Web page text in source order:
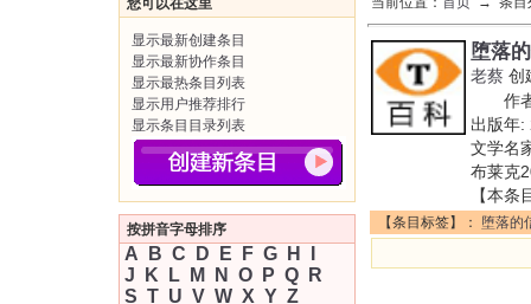
您可以在这里
显示最新创建条目
显示最新协作条目
显示最热条目列表
显示用户推荐排行
显示条目目录列表
按拼音字母排序
A B C D E F G H
J
K L M N O P Q
R
S T U V W X Y Z
堕落
老蔡 创
作者
出版
文学
布莱克
【本条
【条目标签】： 堕落的